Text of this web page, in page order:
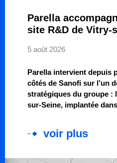
Parella
site R&D de Vitry-
5 août 2026
Parella intervient depuis
côtés de Sanofi sur l’un
stratégiques du groupe :
sur-Seine, implantée dans
voir plus